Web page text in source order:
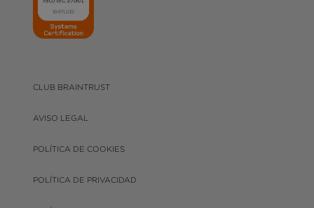
CLUB BRAINTRUST
AVISO LEGAL
POLÍTICA DE COOKIES
POLÍTICA DE PRIVACIDAD